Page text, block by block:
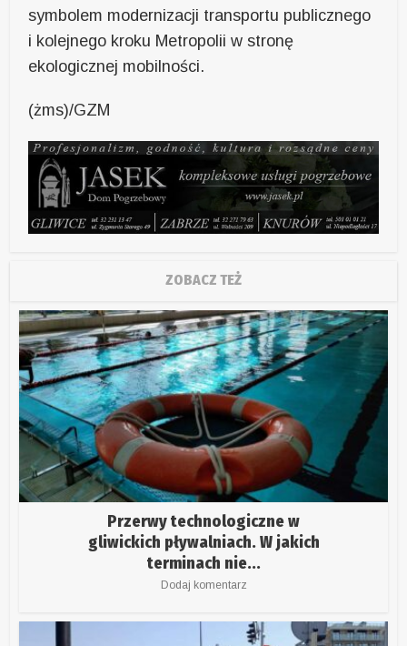
symbolem modernizacji transportu publicznego
i kolejnego kroku Metropolii w stronę
ekologicznej mobilności.
(żms)/GZM
ZOBACZ TEŻ
Przerwy technologiczne w
gliwickich pływalniach. W jakich
terminach nie...
Dodaj komentarz